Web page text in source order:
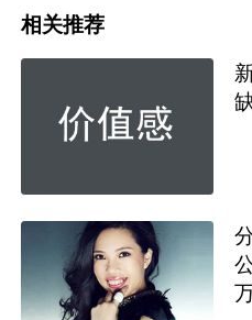
相关推荐